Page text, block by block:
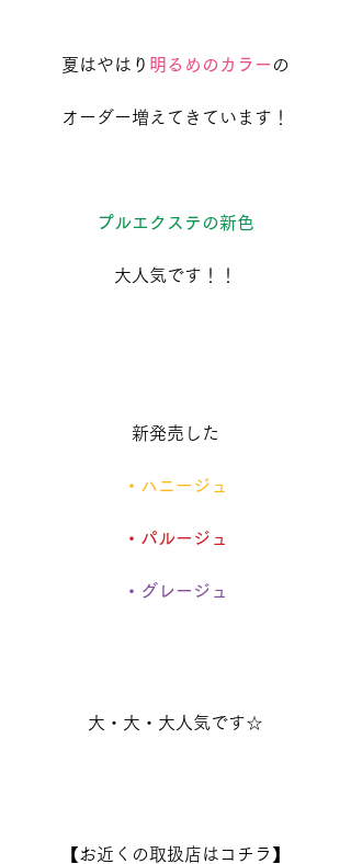
夏はやはり 明るめのカラー の
オーダー増えてきています！
プルエクステの新色
大人気です！！
新発売した
・ハニージュ
・パルージュ
・グレージュ
大・大・大人気です☆
【お近くの取扱店はコチラ】